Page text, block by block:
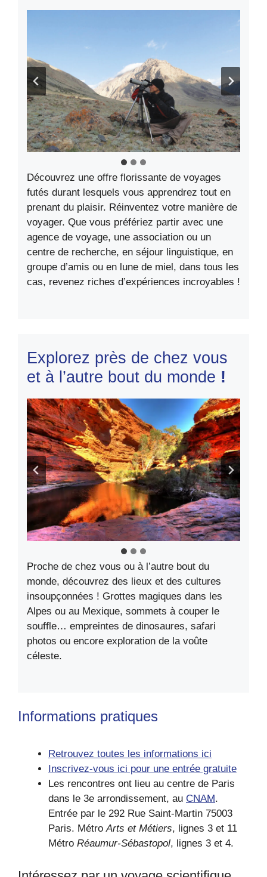
Découvrez une offre florissante de voyages
futés durant lesquels vous apprendrez tout en
prenant du plaisir. Réinventez votre manière de
voyager. Que vous préfériez partir avec une
agence de voyage, une association ou un
centre de recherche, en séjour linguistique, en
groupe d’amis ou en lune de miel, dans tous les
cas, revenez riches d’expériences incroyables !
Explorez près de chez vous
et à l’autre bout du monde !
Proche de chez vous ou à l’autre bout du
monde, découvrez des lieux et des cultures
insoupçonnées ! Grottes magiques dans les
Alpes ou au Mexique, sommets à couper le
souffle… empreintes de dinosaures, safari
photos ou encore exploration de la voûte
céleste.
Informations pratiques
Retrouvez toutes les informations ici
Inscrivez-vous ici pour une entrée gratuite
Les rencontres ont lieu au centre de Paris
dans le 3e arrondissement, au CNAM.
Entrée par le 292 Rue Saint-Martin 75003
Paris. MétroArts et Métiers, lignes 3 et 11
Métro Réaumur-Sébastopol, lignes 3 et 4.